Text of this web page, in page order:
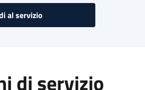
al servizio
di servizio